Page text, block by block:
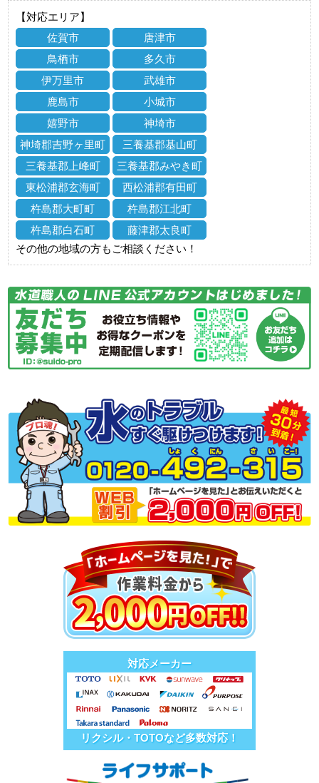
【対応エリア】
佐賀市
唐津市
鳥栖市
多久市
伊万里市
武雄市
鹿島市
小城市
嬉野市
神埼市
神埼郡吉野ヶ里町
三養基郡基山町
三養基郡上峰町
三養基郡みやき町
東松浦郡玄海町
西松浦郡有田町
杵島郡大町町
杵島郡江北町
杵島郡白石町
藤津郡太良町
その他の地域の方もご相談ください！
対応メーカー
リクシル・TOTOなど多数対応！